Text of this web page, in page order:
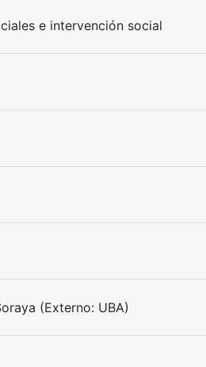
e intervención social
(Externo: UBA)